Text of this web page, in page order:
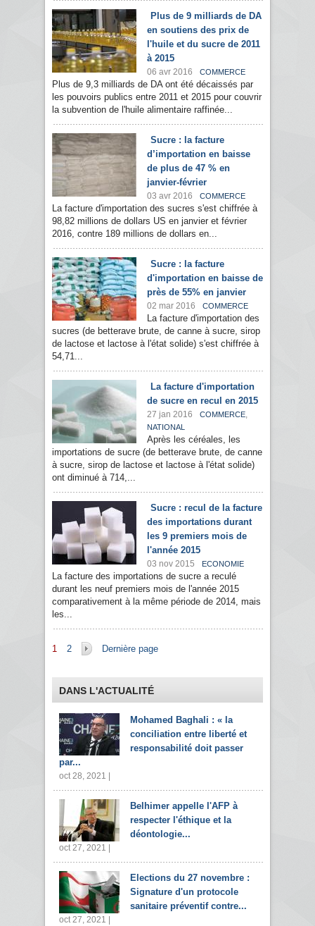
Plus de 9 milliards de DA
en soutiens des prix de
l'huile et du sucre de 2011
à 2015
06 avr 2016 COMMERCE
Plus de 9,3 milliards de DA ont été décaissés par
les pouvoirs publics entre 2011 et 2015 pour couvrir
la subvention de l'huile alimentaire raffinée...
Sucre : la facture
d’importation en baisse
de plus de 47 % en
janvier-février
03 avr 2016 COMMERCE
La facture d'importation des sucres s'est chiffrée à
98,82 millions de dollars US en janvier et février
2016, contre 189 millions de dollars en...
Sucre : la facture
d'importation en baisse de
près de 55% en janvier
02 mar 2016 COMMERCE
La facture d'importation des
sucres (de betterave brute, de canne à sucre, sirop
de lactose et lactose à l'état solide) s'est chiffrée à
54,71...
La facture d'importation
de sucre en recul en 2015
27 jan 2016 COMMERCE,
NATIONAL
Après les céréales, les
importations de sucre (de betterave brute, de canne
à sucre, sirop de lactose et lactose à l'état solide)
ont diminué à 714,...
Sucre : recul de la facture
des importations durant
les 9 premiers mois de
l'année 2015
03 nov 2015 ECONOMIE
La facture des importations de sucre a reculé
durant les neuf premiers mois de l'année 2015
comparativement à la même période de 2014, mais
les...
Pages
1 2 Dernière page
DANS L'ACTUALITÉ
Mohamed Baghali : « la
conciliation entre liberté et
responsabilité doit passer
par...
oct 28, 2021 |
Belhimer appelle l'AFP à
respecter l'éthique et la
déontologie...
oct 27, 2021 |
Elections du 27 novembre :
Signature d'un protocole
sanitaire préventif contre...
oct 27, 2021 |